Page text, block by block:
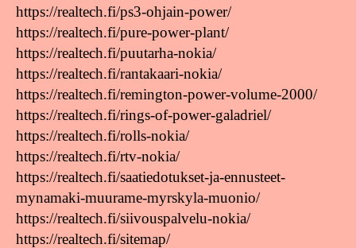
https://realtech.fi/ps3-ohjain-power/
https://realtech.fi/pure-power-plant/
https://realtech.fi/puutarha-nokia/
https://realtech.fi/rantakaari-nokia/
https://realtech.fi/remington-power-volume-2000/
https://realtech.fi/rings-of-power-galadriel/
https://realtech.fi/rolls-nokia/
https://realtech.fi/rtv-nokia/
https://realtech.fi/saatiedotukset-ja-ennusteet-
mynamaki-muurame-myrskyla-muonio/
https://realtech.fi/siivouspalvelu-nokia/
https://realtech.fi/sitemap/